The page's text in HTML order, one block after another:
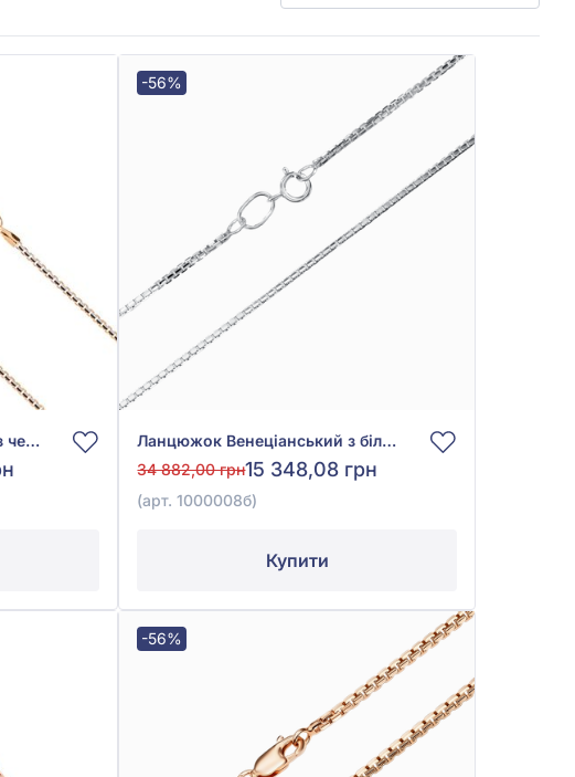
Ланцюжок Венеціанський із червоно-білого золота 585°, без вставки, арт. 101274
-56%
Ланцюжок Венеціанський з білого золота 585° без вставки, арт. 1000008б
34 882,00 грн15 348,08 грн
(арт. 1000008б)
Купити
-56%